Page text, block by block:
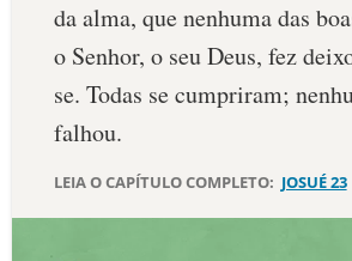
SALMO DO DIA
DEVOCIONAL DIÁRIO
da alma, que nenhuma das
o Senhor, o seu Deus, fez
se. Todas se cumpriram;
falhou.
LEIA O CAPÍTULO COMPLETO: JOSUÉ 23